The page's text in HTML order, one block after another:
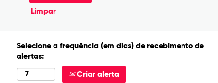
Limpar
Selecione a frequência (em dias) de recebimento de
alertas:
Criar alerta